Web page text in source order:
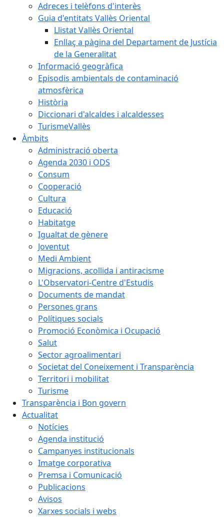
Adreces i telèfons d'interès
Guia d'entitats Vallès Oriental
Llistat Vallès Oriental
Enllaç a pàgina del Departament de Justícia
de la Generalitat
Informació geogràfica
Episodis ambientals de contaminació
atmosfèrica
Història
Diccionari d'alcaldes i alcaldesses
TurismeVallès
Àmbits
Administració oberta
Agenda 2030 i ODS
Consum
Cooperació
Cultura
Educació
Habitatge
Igualtat de gènere
Joventut
Medi Ambient
Migracions, acollida i antiracisme
L'Observatori-Centre d'Estudis
Documents de mandat
Persones grans
Polítiques socials
Promoció Econòmica i Ocupació
Salut
Sector agroalimentari
Societat del Coneixement i Transparència
Territori i mobilitat
Turisme
Transparència i Bon govern
Actualitat
Notícies
Agenda institució
Campanyes institucionals
Imatge corporativa
Premsa i Comunicació
Publicacions
Avisos
Xarxes socials i webs